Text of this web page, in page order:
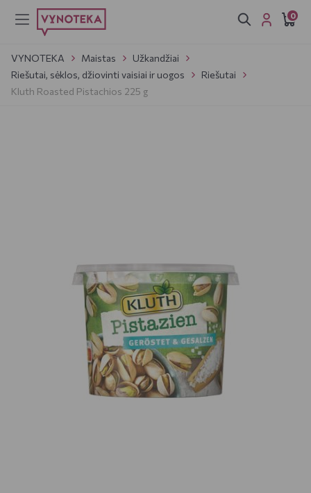
0
VYNOTEKA Maistas
Užkandžiai
Riešutai, sėklos, džiovinti vaisiai ir uogos
Riešutai
Kluth Roasted Pistachios 225 g